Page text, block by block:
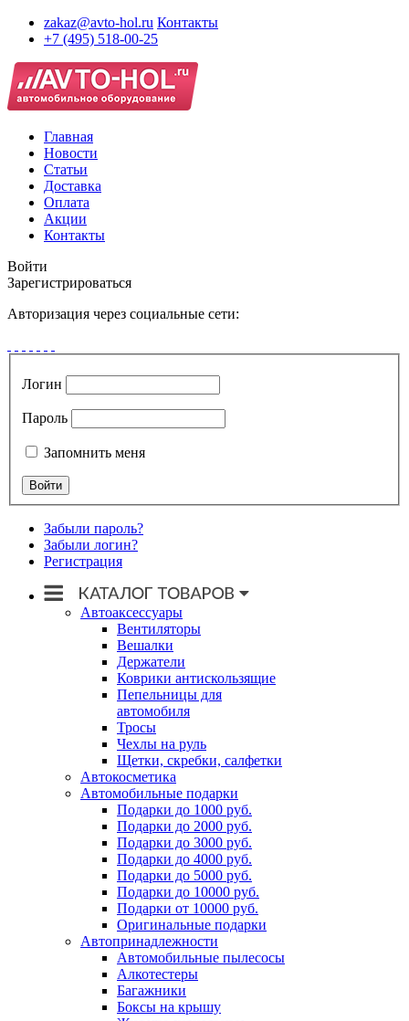
zakaz@avto-hol.ru Контакты
+7 (495) 518-00-25
Главная
Новости
Статьи
Доставка
Оплата
Акции
Контакты
Войти
Зарегистрироваться
Авторизация через социальные сети:
Логин
Пароль
Запомнить меня
Забыли пароль?
Забыли логин?
Регистрация
Автоаксессуары
Вентиляторы
Вешалки
Держатели
Коврики антискользящие
Пепельницы для
автомобиля
Тросы
Чехлы на руль
Щетки, скребки, салфетки
Автокосметика
Автомобильные подарки
Подарки до 1000 руб.
Подарки до 2000 руб.
Подарки до 3000 руб.
Подарки до 4000 руб.
Подарки до 5000 руб.
Подарки до 10000 руб.
Подарки от 10000 руб.
Оригинальные подарки
Автопринадлежности
Автомобильные пылесосы
Алкотестеры
Багажники
Боксы на крышу